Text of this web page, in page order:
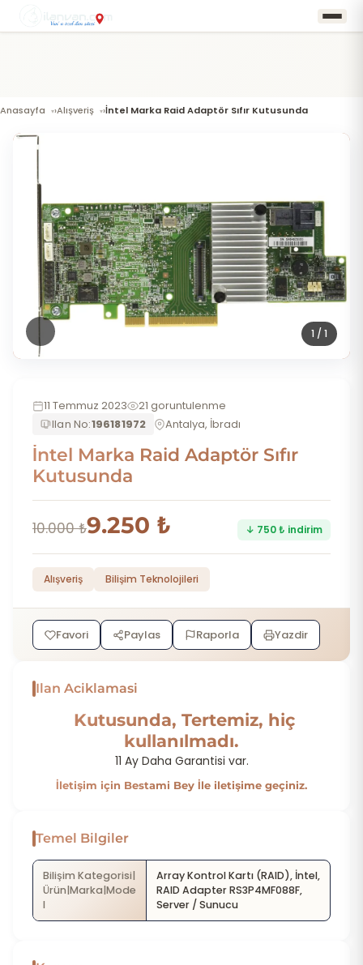
Anasayfa ›Alışveriş ›İntel Marka Raid Adaptör Sıfır Kutusunda
1 / 1
11 Temmuz 2023
21 goruntulenme
Ilan No:196181972 Antalya, İbradı
İntel Marka Raid Adaptör Sıfır
Kutusunda
10.000 ₺9.250 ₺ ↓ 750 ₺ indirim
Alışveriş Bilişim Teknolojileri
Favori Paylas Raporla Yazdir
Ilan Aciklamasi
Kutusunda, Tertemiz, hiç
kullanılmadı.
11 Ay Daha Garantisi var.
İletişim için Bestami Bey İle iletişime geçiniz.
Temel Bilgiler
Bilişim Kategorisi|
Ürün|Marka|Mode
l
Array Kontrol Kartı (RAID), İntel,
RAID Adapter RS3P4MF088F,
Server / Sunucu